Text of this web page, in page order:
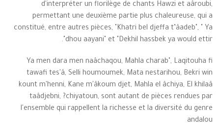
d'interpréter un florilège de chants Hawzi et aâroubi,
permettant une deuxième partie plus chaleureuse, qui a
constitué, entre autres pièces, "Khatri bel djeffa t’âadeb", " Ya
dhou aayani" et "Dekhil hassbek ya would ettir".
Ya men dara men naâchaqou, Mahla charab", Laqitouha fi
tawafi tes'â, Selli houmoumek, Mata nestarihou, Bekri win
kount m'henni, Kane m'âkoum djet, Mahla el âchiya, El khilaâ
taâdjebni, ?chiyatoun, sont autant de pièces rendues par
l'ensemble qui rappellent la richesse et la diversité du genre
andalou